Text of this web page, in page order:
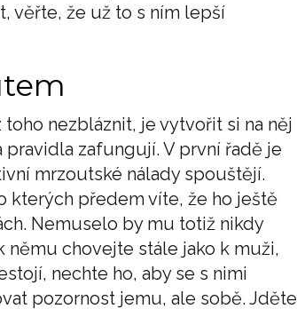
věřte, že už to s ním lepší
nezbláznit, je vytvořit si na něj
zafungují. V první řadě je
mrzoutské nálady spouštějí.
kterých předem víte, že ho ještě
Nemuselo by mu totiž nikdy
němu chovejte stále jako k muži,
nechte ho, aby se s nimi
pozornost jemu, ale sobě. Jděte